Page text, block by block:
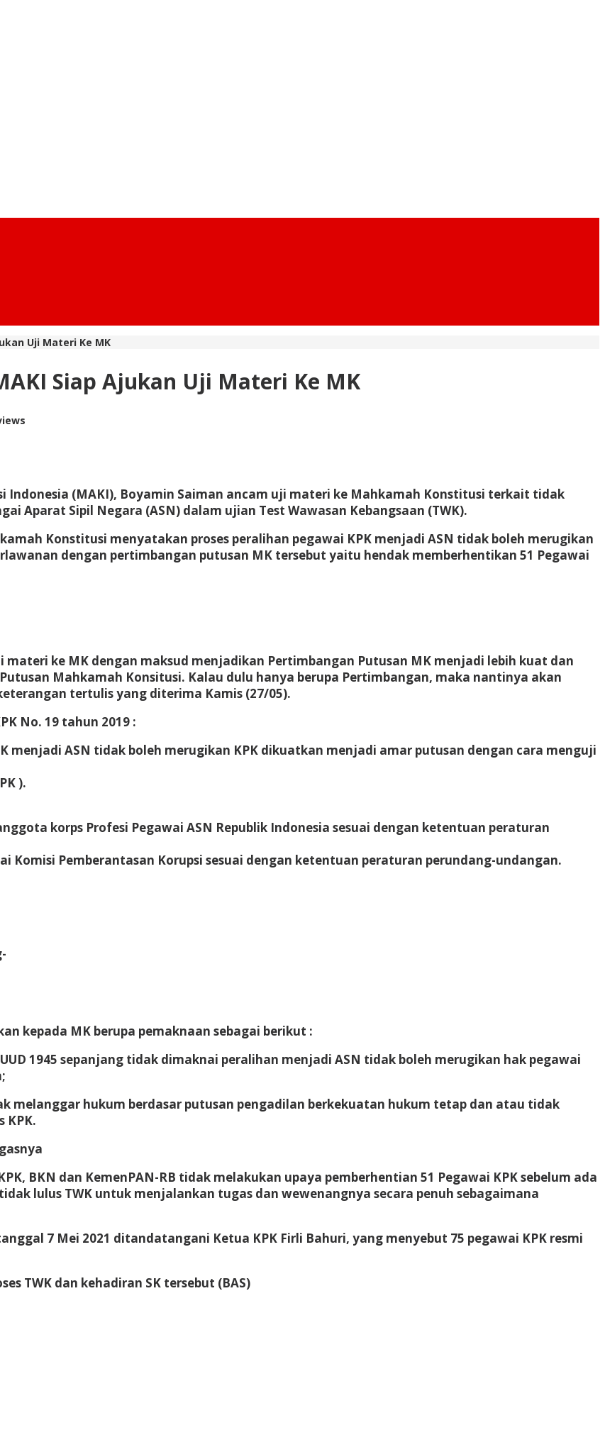
Uji Materi Ke MK
Siap Ajukan Uji Materi Ke MK
Indonesia (MAKI), Boyamin Saiman ancam uji materi ke Mahkamah Konstitusi terkait tidak
Aparat Sipil Negara (ASN) dalam ujian Test Wawasan Kebangsaan (TWK).
Konstitusi menyatakan proses peralihan pegawai KPK menjadi ASN tidak boleh merugikan
dengan pertimbangan putusan MK tersebut yaitu hendak memberhentikan 51 Pegawai
ke MK dengan maksud menjadikan Pertimbangan Putusan MK menjadi lebih kuat dan
Mahkamah Konsitusi. Kalau dulu hanya berupa Pertimbangan, maka nantinya akan
tertulis yang diterima Kamis (27/05).
No. 19 tahun 2019 :
menjadi ASN tidak boleh merugikan KPK dikuatkan menjadi amar putusan dengan cara menguji
).
korps Profesi Pegawai ASN Republik Indonesia sesuai dengan ketentuan peraturan
Pemberantasan Korupsi sesuai dengan ketentuan peraturan perundang-undangan.
kepada MK berupa pemaknaan sebagai berikut :
1945 sepanjang tidak dimaknai peralihan menjadi ASN tidak boleh merugikan hak pegawai
melanggar hukum berdasar putusan pengadilan berkekuatan hukum tetap dan atau tidak
KPK.
BKN dan KemenPAN-RB tidak melakukan upaya pemberhentian 51 Pegawai KPK sebelum ada
lulus TWK untuk menjalankan tugas dan wewenangnya secara penuh sebagaimana
7 Mei 2021 ditandatangani Ketua KPK Firli Bahuri, yang menyebut 75 pegawai KPK resmi
TWK dan kehadiran SK tersebut (BAS)